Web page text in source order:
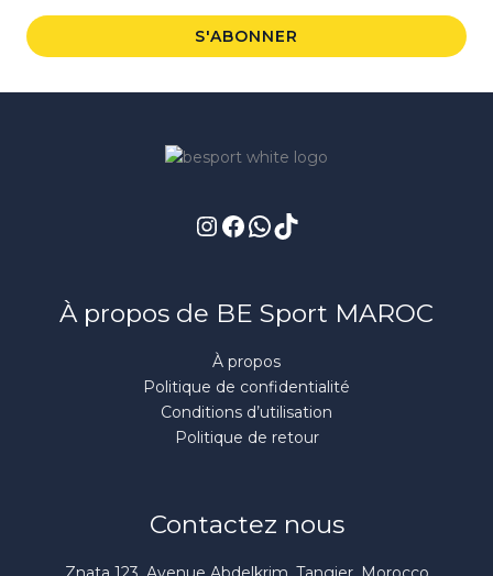
i
l
S'ABONNER
Instagram
Facebook
WhatsApp
TikTok
À propos de BE Sport MAROC
À propos
Politique de confidentialité
Conditions d’utilisation
Politique de retour
Contactez nous